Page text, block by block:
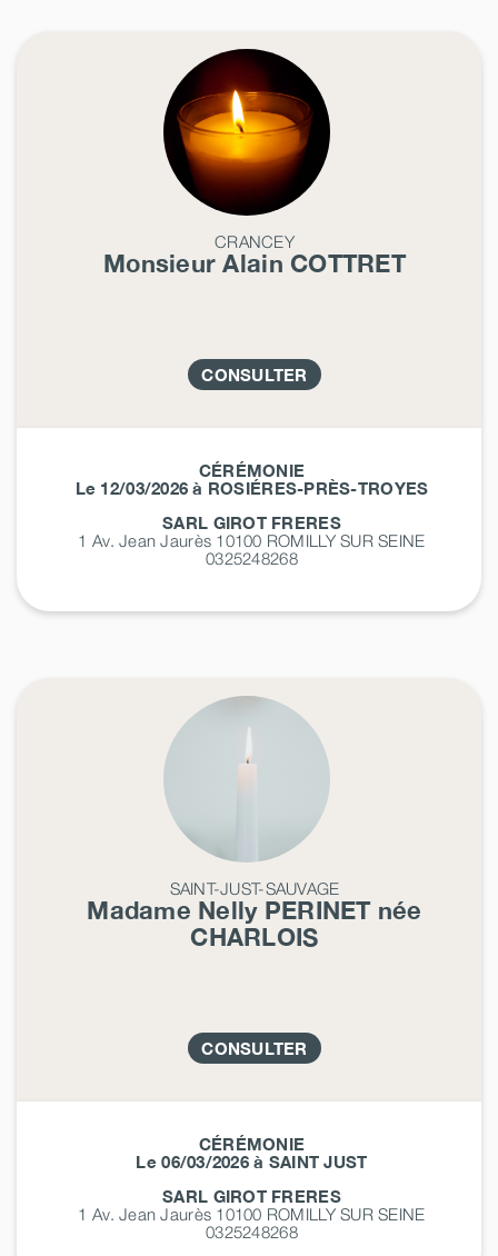
CRANCEY
Monsieur Alain COTTRET
CONSULTER
CÉRÉMONIE
Le 12/03/2026 à ROSIÉRES-PRÈS-TROYES
SARL GIROT FRERES
1 Av. Jean Jaurès 10100 ROMILLY SUR SEINE
0325248268
SAINT-JUST-SAUVAGE
Madame Nelly PERINETnée
CHARLOIS
CONSULTER
CÉRÉMONIE
Le 06/03/2026 à SAINT JUST
SARL GIROT FRERES
1 Av. Jean Jaurès 10100 ROMILLY SUR SEINE
0325248268